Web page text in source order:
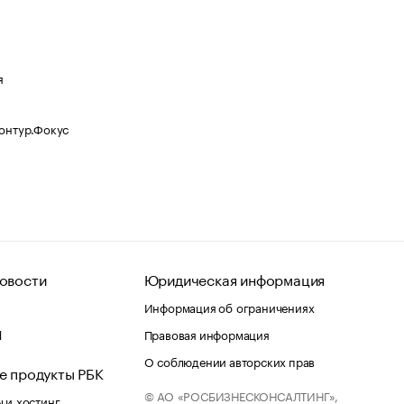
продукты РБК
хостинг
Юридическая информация
Информация об ограничениях
Правовая информация
О соблюдении авторских прав
© АО «РОСБИЗНЕСКОНСАЛТИНГ»,